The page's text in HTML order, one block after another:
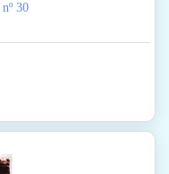
nº 30